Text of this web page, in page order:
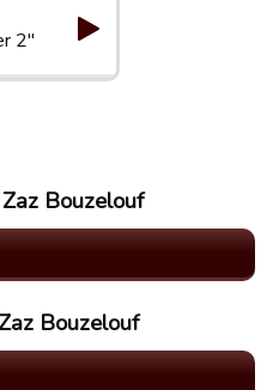
2"
Bouzelouf
Bouzelouf